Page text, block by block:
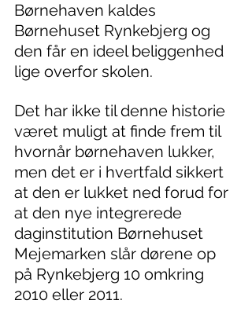
Børnehaven kaldes
Børnehuset Rynkebjerg og
den får en ideel beliggenhed
lige overfor skolen.
Det har ikke til denne historie
været muligt at finde frem til
hvornår børnehaven lukker,
men det er i hvertfald sikkert
at den er lukket ned forud for
at den nye integrerede
daginstitution Børnehuset
Mejemarken slår dørene op
på Rynkebjerg 10 omkring
2010 eller 2011.